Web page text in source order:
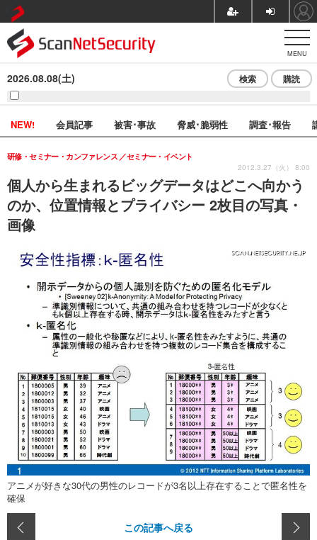
MENU
2026.08.08(土) 検索 購読
NEW! 会員記事 被害･事故 脅威･脆弱性 調査･報告
個人から生まれるビッグデータはどこへ向かう
のか、位置情報とプライバシー 2枚目の写真・
画像
研修・セミナー・カンファレンス セミナー・イベント
2012.3.27（火） 8:00
アニメが好きな30代の男性のレコードが3名以上存在することで匿名性を
確保
この記事へ戻る